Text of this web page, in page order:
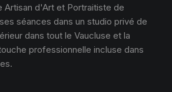
Artisan d'Art et Portraitiste de
séances dans un studio privé de
dans tout le Vaucluse et la
professionnelle incluse dans